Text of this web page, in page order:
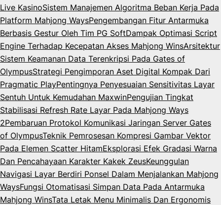
Live KasinoSistem Manajemen Algoritma Beban Kerja Pada
Platform Mahjong WaysPengembangan Fitur Antarmuka
Berbasis Gestur Oleh Tim PG SoftDampak Optimasi Script
Engine Terhadap Kecepatan Akses Mahjong WinsArsitektur
Sistem Keamanan Data Terenkripsi Pada Gates of
OlympusStrategi Pengimporan Aset Digital Kompak Dari
Pragmatic PlayPentingnya Penyesuaian Sensitivitas Layar
Sentuh Untuk Kemudahan MaxwinPengujian Tingkat
Stabilisasi Refresh Rate Layar Pada Mahjong Ways
2Pembaruan Protokol Komunikasi Jaringan Server Gates
of OlympusTeknik Pemrosesan Kompresi Gambar Vektor
Pada Elemen Scatter HitamEksplorasi Efek Gradasi Warna
Dan Pencahayaan Karakter Kakek ZeusKeunggulan
Navigasi Layar Berdiri Ponsel Dalam Menjalankan Mahjong
WaysFungsi Otomatisasi Simpan Data Pada Antarmuka
Mahjong WinsTata Letak Menu Minimalis Dan Ergonomis